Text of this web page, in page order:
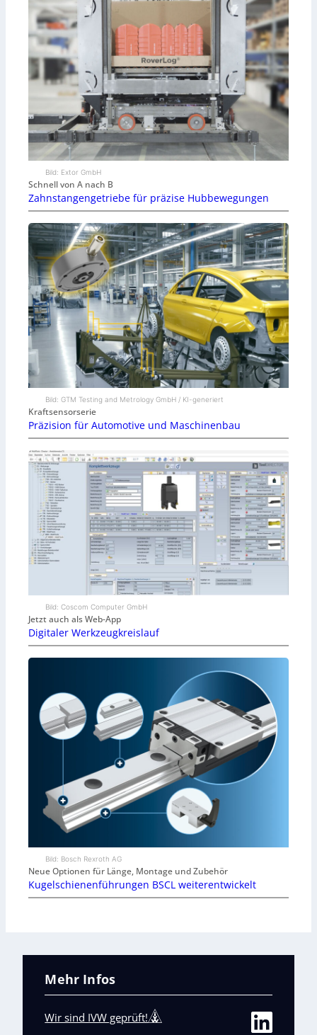
Bild: Extor GmbH
Schnell von A nach B
Zahnstangengetriebe für präzise Hubbewegungen
Bild: GTM Testing and Metrology GmbH / KI-generiert
Kraftsensorserie
Präzision für Automotive und Maschinenbau
Bild: Coscom Computer GmbH
Jetzt auch als Web-App
Digitaler Werkzeugkreislauf
Bild: Bosch Rexroth AG
Neue Optionen für Länge, Montage und Zubehör
Kugelschienenführungen BSCL weiterentwickelt
Mehr Infos
Wir sind IVW geprüft!